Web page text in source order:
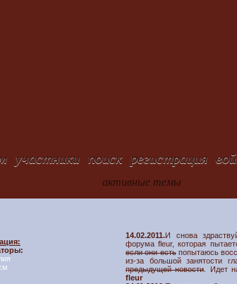
участники поиск регистрация
активные темы
14.02.2011.И снова
форума fleur, которая
если они естьпопытаюсь
из-за большой занятости
предыдущей новости. Идет
fleur